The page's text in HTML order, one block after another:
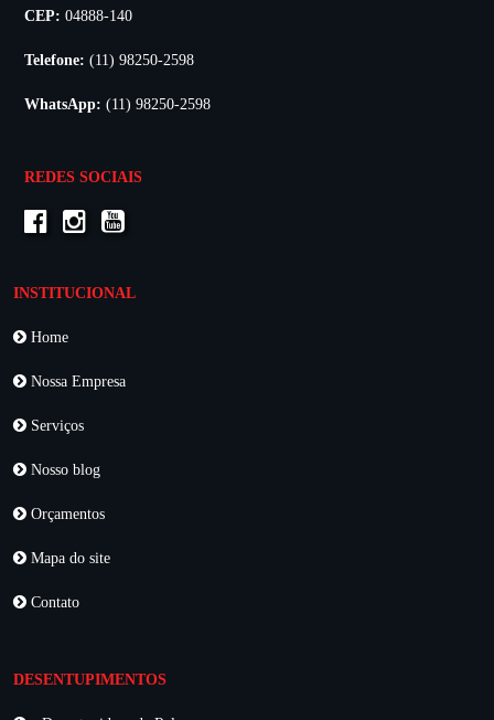
CEP: 04888-140
Telefone: (11) 98250-2598
WhatsApp: (11) 98250-2598
REDES SOCIAIS
INSTITUCIONAL
Home
Nossa Empresa
Serviços
Nosso blog
Orçamentos
Mapa do site
Contato
DESENTUPIMENTOS